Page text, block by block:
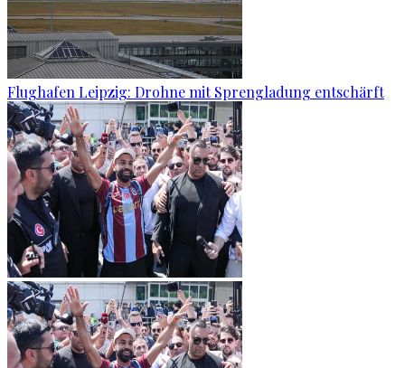
Flughafen Leipzig: Drohne mit Sprengladung entschärft